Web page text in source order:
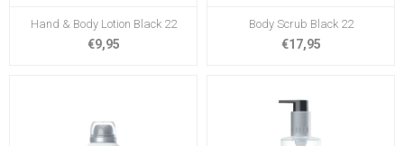
Hand & Body Lotion Black 22
€9,95
Body Scrub Black 22
€17,95